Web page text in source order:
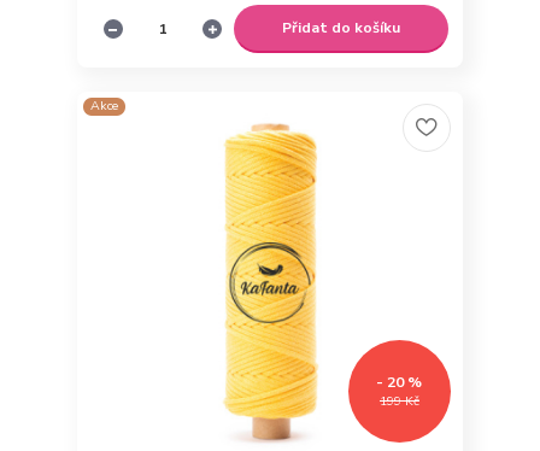
Přidat do košíku
Akce
199 Kč
- 20 %